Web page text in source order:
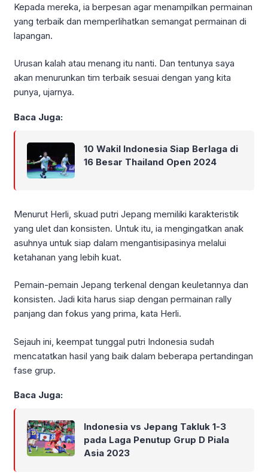
Kepada mereka, ia berpesan agar menampilkan permainan
yang terbaik dan memperlihatkan semangat permainan di
lapangan.
Urusan kalah atau menang itu nanti. Dan tentunya saya
akan menurunkan tim terbaik sesuai dengan yang kita
punya, ujarnya.
Baca Juga:
10 Wakil Indonesia Siap Berlaga di
16 Besar Thailand Open 2024
Menurut Herli, skuad putri Jepang memiliki karakteristik
yang ulet dan konsisten. Untuk itu, ia mengingatkan anak
asuhnya untuk siap dalam mengantisipasinya melalui
ketahanan yang lebih kuat.
Pemain-pemain Jepang terkenal dengan keuletannya dan
konsisten. Jadi kita harus siap dengan permainan rally
panjang dan fokus yang prima, kata Herli.
Sejauh ini, keempat tunggal putri Indonesia sudah
mencatatkan hasil yang baik dalam beberapa pertandingan
fase grup.
Baca Juga:
Indonesia vs Jepang Takluk 1-3
pada Laga Penutup Grup D Piala
Asia 2023